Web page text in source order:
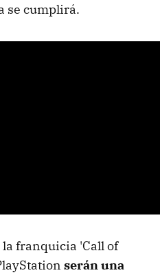
se cumplirá.
franquicia 'Call of
serán una